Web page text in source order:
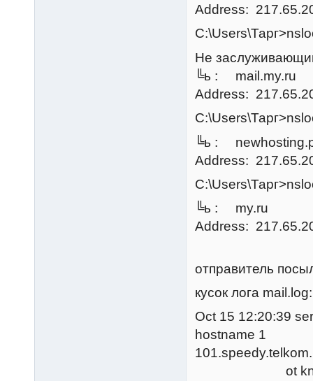
Address:
Не
╚ь : mail.my.ru
Address:
╚ь :
Address:
╚ь : my.ru
Address:
отправитель
кусок лога mail.log:
Oct 15 12:20:39
hostname
ot